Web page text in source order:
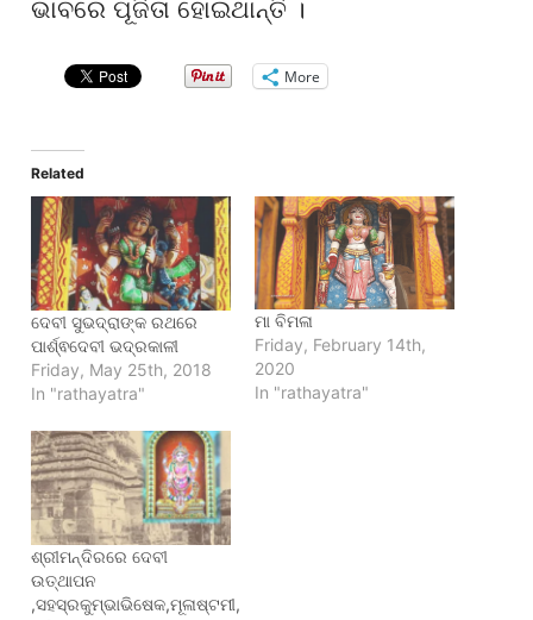
ଭାବରେ ପୂଜିତା ହୋଇଥାନ୍ତି ।
More
Related
ଦେବୀ ସୁଭଦ୍ରାଙ୍କ ରଥରେ
ପାର୍ଶ୍ଵଦେବୀ ଭଦ୍ରକାଳୀ
Friday, May 25th, 2018
In "rathayatra"
ମା ବିମଳା
Friday, February 14th,
2020
In "rathayatra"
ଶ୍ରୀମନ୍ଦିରରେ ଦେବୀ
ଉତ୍ଥାପନ
,ସହସ୍ରକୁମ୍ଭାଭିଷେକ,ମୂଳାଷ୍ଟମୀ,